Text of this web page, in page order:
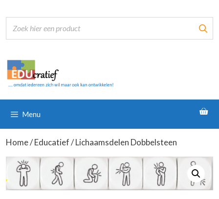
naar
inhoud
Menu
Home/Educatief/ Lichaamsdelen Dobbelsteen